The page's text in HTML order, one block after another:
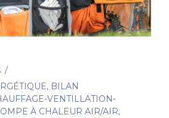
, BILAN
VENTILLATION-
À CHALEUR AIR/AIR,